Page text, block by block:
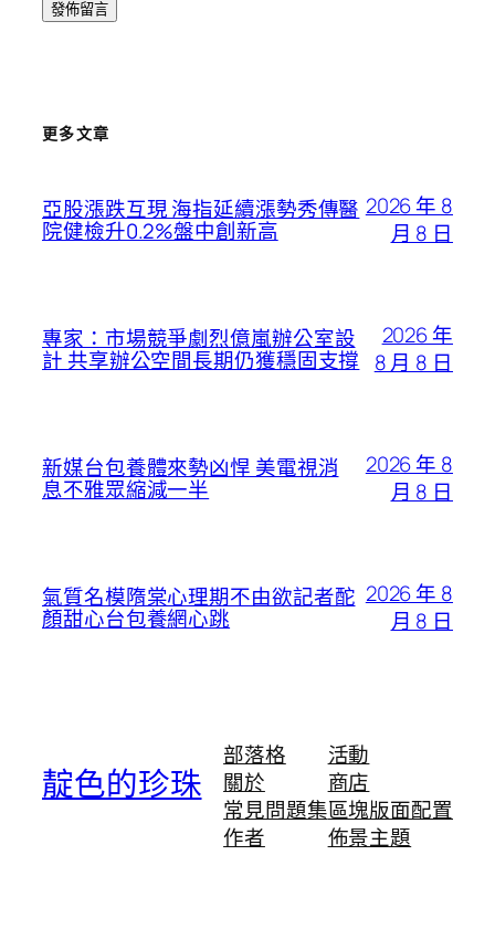
更多文章
亞股漲跌互現 海指延續漲勢秀傳醫
院健檢升0.2%盤中創新高
2026 年 8
月 8 日
專家：市場競爭劇烈億嵐辦公室設
計 共享辦公空間長期仍獲穩固支撐
2026 年
8 月 8 日
新媒台包養體來勢凶悍 美電視消
息不雅眾縮減一半
2026 年 8
月 8 日
氣質名模隋棠心理期不由欲記者酡
顏甜心台包養網心跳
2026 年 8
月 8 日
靛色的珍珠
部落格
關於
常見問題集
作者
活動
商店
區塊版面配置
佈景主題